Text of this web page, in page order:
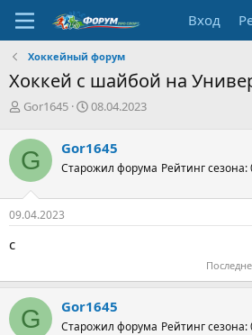
Вход
Хоккейный форум
Хоккей с шайбой на
А
т
о
р
т
е
м
Gor1645
Д
а
н
ч
08.04.2023
G Gor1645
Старожил форума Рейтинг сезона:
09.04.2023
с
G Gor1645
Старожил форума Рейтинг сезона: